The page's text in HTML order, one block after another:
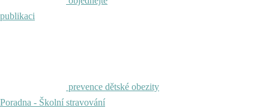
publikaci
prevence dětské obezity
Poradna - Školní stravování